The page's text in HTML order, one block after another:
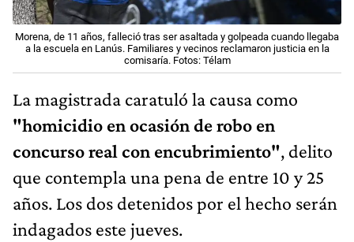
Morena, de 11 años, falleció tras ser asaltada y golpeada cuando llegaba
a la escuela en Lanús. Familiares y vecinos reclamaron justicia en la
comisaría. Fotos: Télam
La magistrada caratuló la causa como
"homicidio en ocasión de robo en
concurso real con encubrimiento", delito
que contempla una pena de entre 10 y 25
años. Los dos detenidos por el hecho serán
indagados este jueves.